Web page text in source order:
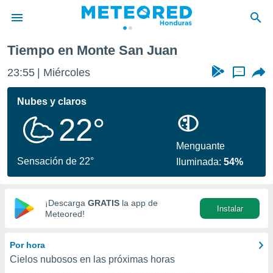
de
ha sido
calidad.
a este
las
y
digital
basada
Tiempo en Monte San Juan
23:55 Miércoles ...
Nubes y claros
22°
Sensación de 22°
Menguante
Iluminada:54%
¡Descarga GRATIS la app de
Meteored!
Instalar
Por hora
Cielos nubosos en las próximas horas